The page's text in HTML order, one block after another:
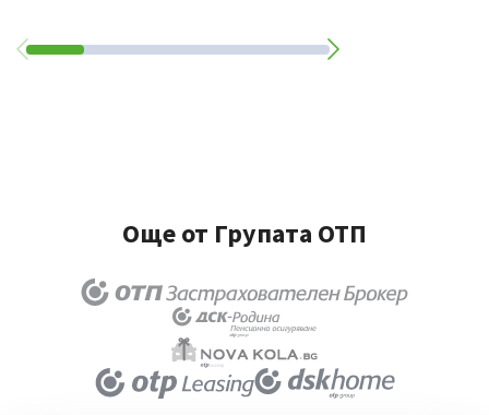
Още от Групата ОТП